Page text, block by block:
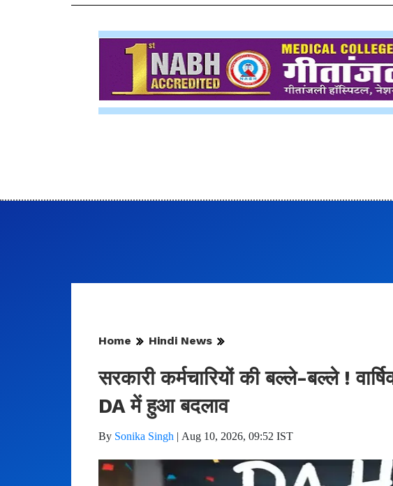
Home Hindi News
सरकारी कर्मचारियों की बल्ले-बल्ले !
DA में हुआ बदलाव
By Sonika Singh | Aug 10, 2026, 09:52 IST